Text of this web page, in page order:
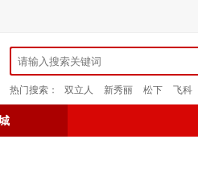
热门搜索： 双立人 新秀丽 松下 飞科